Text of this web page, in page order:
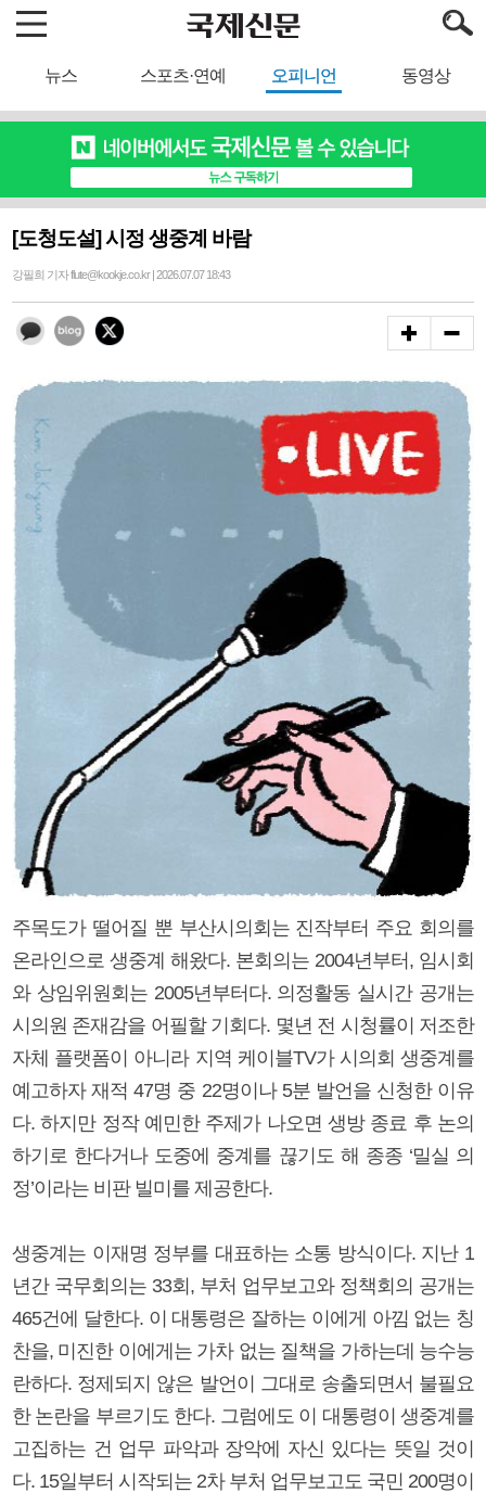
뉴스 스포츠·연예 오피니언 동영상
[도청도설] 시정 생중계 바람
강필희 기자 flute@kookje.co.kr | 2026.07.07 18:43
주목도가 떨어질 뿐 부산시의회는 진작부터 주요 회의를
온라인으로 생중계 해왔다. 본회의는 2004년부터, 임시회
와 상임위원회는 2005년부터다. 의정활동 실시간 공개는
시의원 존재감을 어필할 기회다. 몇년 전 시청률이 저조한
자체 플랫폼이 아니라 지역 케이블TV가 시의회 생중계를
예고하자 재적 47명 중 22명이나 5분 발언을 신청한 이유
다. 하지만 정작 예민한 주제가 나오면 생방 종료 후 논의
하기로 한다거나 도중에 중계를 끊기도 해 종종 ‘밀실 의
정’이라는 비판 빌미를 제공한다.
생중계는 이재명 정부를 대표하는 소통 방식이다. 지난 1
년간 국무회의는 33회, 부처 업무보고와 정책회의 공개는
465건에 달한다. 이 대통령은 잘하는 이에게 아낌 없는 칭
찬을, 미진한 이에게는 가차 없는 질책을 가하는데 능수능
란하다. 정제되지 않은 발언이 그대로 송출되면서 불필요
한 논란을 부르기도 한다. 그럼에도 이 대통령이 생중계를
고집하는 건 업무 파악과 장악에 자신 있다는 뜻일 것이
다. 15일부터 시작되는 2차 부처 업무보고도 국민 200명이